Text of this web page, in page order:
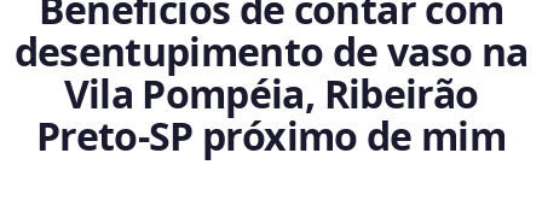
desentupimento de vaso na
Vila Pompéia, Ribeirão
Preto‑SP próximo de mim